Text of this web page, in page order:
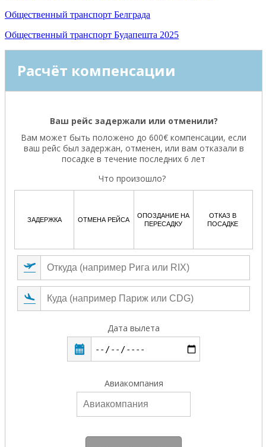
Общественный транспорт Белграда
Общественный транспорт Будапешта 2025